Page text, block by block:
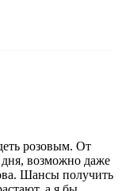
розовым. От
дня, возможно даже
Шансы получить